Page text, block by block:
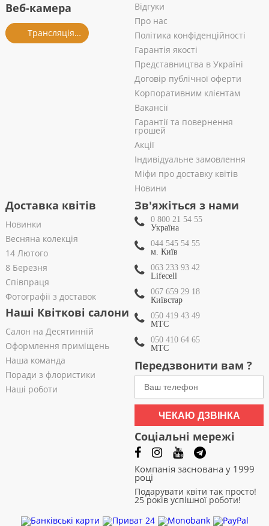
Веб-камера
Трансляція із салону
Відгуки
Про нас
Політика конфіденційності
Гарантія якості
Представництва в Україні
Договір публічної оферти
Корпоративним клієнтам
Вакансії
Гарантії та повернення
грошей
Акції
Індивідуальне замовлення
Міфи про доставку квітів
Новини
Доставка квітів
Новинки
Весняна колекція
14 Лютого
8 Березня
Співпраця
Фотографії з доставок
Наші Квіткові салони
Салон на Десятинній
Оформлення приміщень
Наша команда
Поради з флористики
Наші роботи
Зв'яжіться з нами
0 800 21 54 55
Україна
044 545 54 55
м. Київ
063 233 93 42
Lifecell
067 659 29 18
Київстар
050 419 43 49
МТС
050 410 64 65
МТС
Передзвонити вам ?
ЧЕКАЮ ДЗВІНКА
Соціальні мережі
Компанія заснована у 1999
році
Подарувати квіти так просто!
25 років успішної роботи!